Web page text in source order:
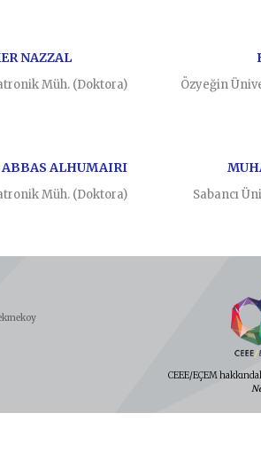
NAZZAL
Müh. (Doktora) Özyeğin
ALHUMAIRI
Müh. (Doktora) Sabancı
CEEE/EÇEM